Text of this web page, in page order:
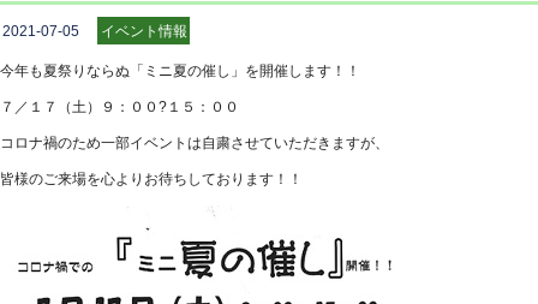
2021-07-05 イベント情報
今年も夏祭りならぬ「ミニ夏の催し」を開催します！！
７／１７（土）９：００?１５：００
コロナ禍のため一部イベントは自粛させていただきますが、
皆様のご来場を心よりお待ちしております！！